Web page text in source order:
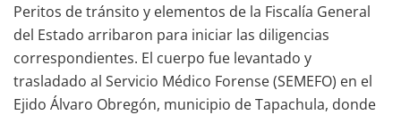
Peritos de tránsito y elementos de la Fiscalía General
del Estado arribaron para iniciar las diligencias
correspondientes. El cuerpo fue levantado y
trasladado al Servicio Médico Forense (SEMEFO) en el
Ejido Álvaro Obregón, municipio de Tapachula, donde